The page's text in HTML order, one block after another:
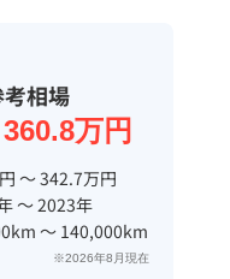
相場
万円
〜 342.7万円
〜 2023年
〜 140,000km
※2026年8月現在